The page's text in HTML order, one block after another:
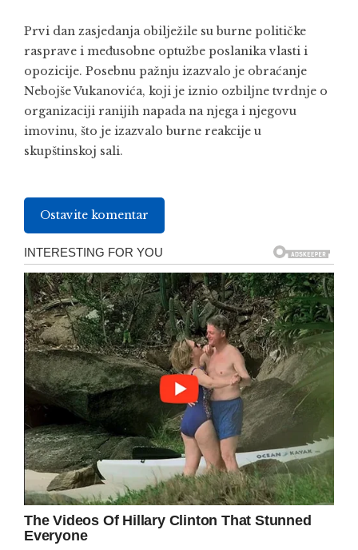
Prvi dan zasjedanja obilježile su burne političke
rasprave i međusobne optužbe poslanika vlasti i
opozicije. Posebnu pažnju izazvalo je obraćanje
Nebojše Vukanovića, koji je iznio ozbiljne tvrdnje o
organizaciji ranijih napada na njega i njegovu
imovinu, što je izazvalo burne reakcije u
skupštinskoj sali.
Ostavite komentar